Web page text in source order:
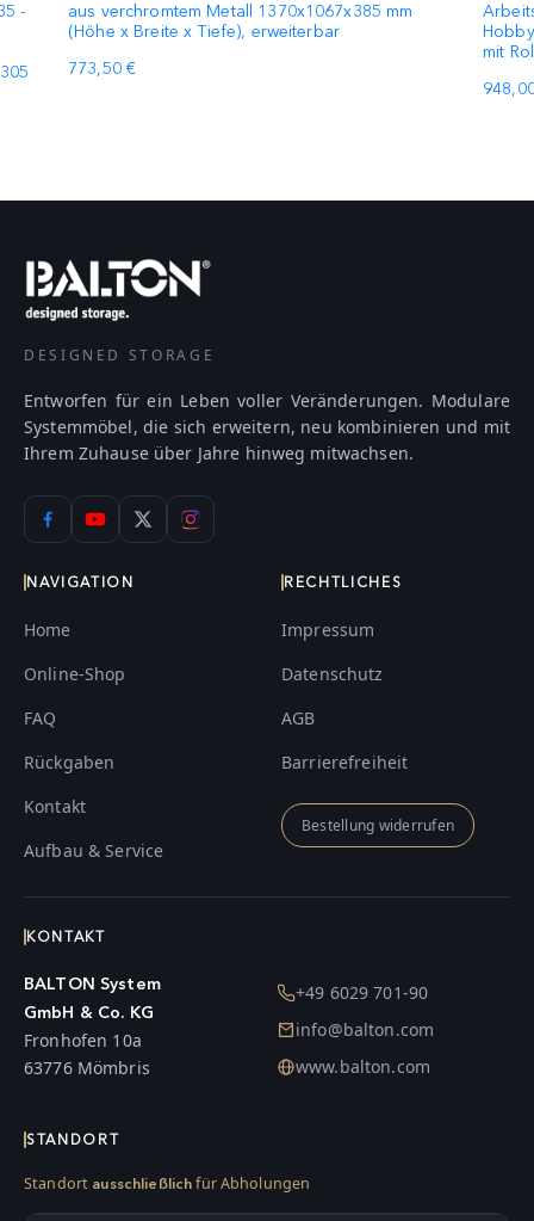
-
aus verchromtem Metall 1370x1067x385 mm
(Höhe x Breite x Tiefe), erweiterbar
773,50 €
mit
DESIGNED STORAGE
Entworfen für ein Leben voller Veränderungen. Modulare
Systemmöbel, die sich erweitern, neu kombinieren und mit
Ihrem Zuhause über Jahre hinweg mitwachsen.
NAVIGATION
Home
Online-Shop
FAQ
Rückgaben
Kontakt
Aufbau & Service
RECHTLICHES
Impressum
Datenschutz
AGB
Barrierefreiheit
Bestellung widerrufen
KONTAKT
BALTON System
GmbH & Co. KG
Fronhofen 10a
63776 Mömbris
+49 6029 701-90
info@balton.com
www.balton.com
STANDORT
Standort ausschließlich für Abholungen